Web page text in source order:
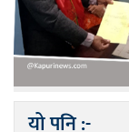
यो पनि :-